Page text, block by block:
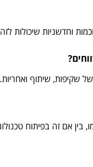
וחדשניות שיכולות
שקיפות, שיתוף ואחריות.
בין אם זה בפיתוח